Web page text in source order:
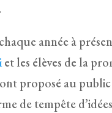
année à
et les élèves de la
proposé au
de tempête